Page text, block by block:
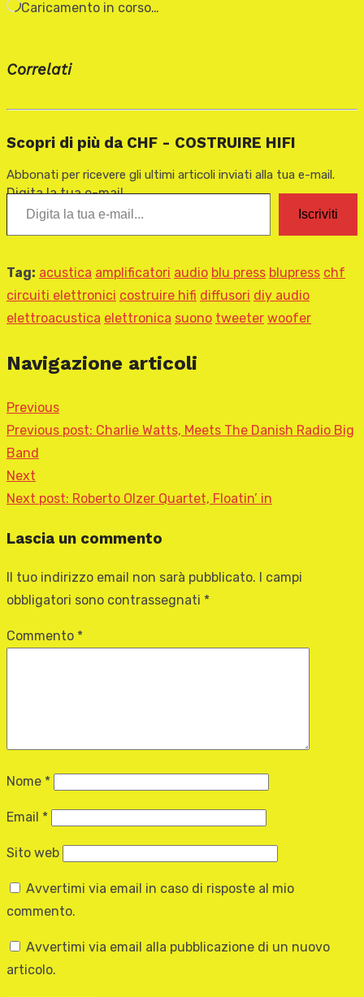
Caricamento in corso…
Correlati
Scopri di più da CHF - COSTRUIRE HIFI
Abbonati per ricevere gli ultimi articoli inviati alla tua e-mail.
Digita la tua e-mail...
Iscriviti
Tag: acustica amplificatori audio blu press blupress chf
circuiti elettronici costruire hifi diffusori diy audio
elettroacustica elettronica suono tweeter woofer
Navigazione articoli
Previous
Previous post: Charlie Watts, Meets The Danish Radio Big
Band
Next
Next post: Roberto Olzer Quartet, Floatin’ in
Lascia un commento
Il tuo indirizzo email non sarà pubblicato.
I campi
obbligatori sono contrassegnati *
Commento *
Nome *
Email *
Sito web
Avvertimi via email in caso di risposte al mio
commento.
Avvertimi via email alla pubblicazione di un nuovo
articolo.